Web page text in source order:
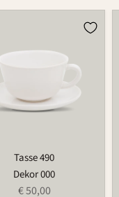
Tasse 490
Dekor 000
€ 50,00